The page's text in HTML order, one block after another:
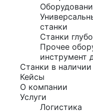
станки
Станки
Прочее
инструмент
Станки в наличии
Кейсы
О компании
Услуги
Логистика